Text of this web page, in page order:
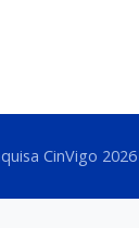
CinVigo